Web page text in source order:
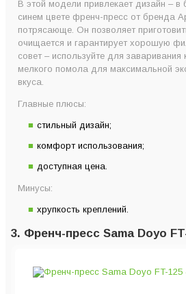
В этой модели привлекает дизайн –
синем цвете френч-пресс от бренда
потрясающе. Он позволяет
очищается и гарантирует хорошую
совет – используйте для
мелкого помола для максимальной
вкуса.
Главные плюсы:
стильный дизайн;
комфорт использования;
доступная цена.
Минусы:
хрупкость креплений.
3. Френч-пресс Sama Doyo